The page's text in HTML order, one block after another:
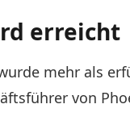
erreicht
mehr als
von